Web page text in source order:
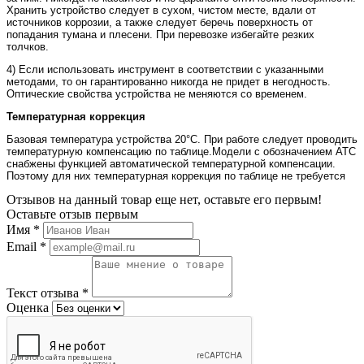
Хранить устройство следует в сухом, чистом месте, вдали от
источников коррозии, а также следует беречь поверхность от
попадания тумана и плесени. При перевозке избегайте резких
толчков.
4) Если использовать инструмент в соответствии с указанными
методами, то он гарантированно никогда не придет в негодность.
Оптические свойства устройства не меняются со временем.
Температурная коррекция
Базовая температура устройства 20°C. При работе следует проводить
температурную компенсацию по таблице.Модели с обозначением ATC
снабжены функцией автоматической температурной компенсации.
Поэтому для них температурная коррекция по таблице не требуется
Отзывов на данный товар еще нет, оставьте его первым!
Оставьте отзыв первым
Имя *
Email *
Текст отзыва *
Оценка